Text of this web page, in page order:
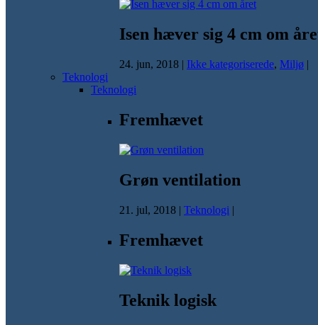
Isen hæver sig 4 cm om
24. jun, 2018 | Ikke kategoriserede, Miljø |
Teknologi
Teknologi
Fremhævet
Grøn ventilation
21. jul, 2018 | Teknologi |
Fremhævet
Teknik logisk